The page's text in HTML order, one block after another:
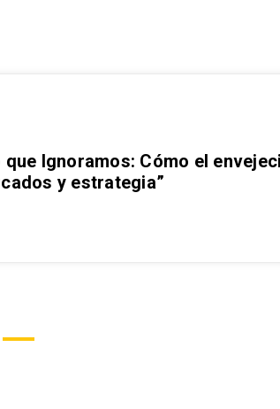
que Ignoramos: Cómo el
y estrategia”